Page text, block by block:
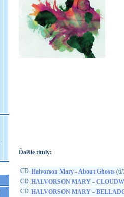
Ďalšie tituly:
CD Halvorson Mary - About Ghosts (6/
CD HALVORSON MARY -
CD HALVORSON MARY -